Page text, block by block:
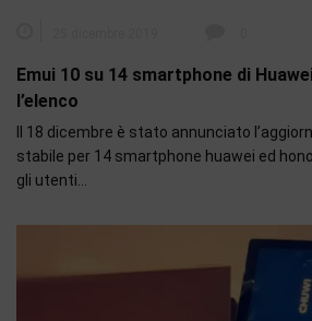
Emui 10 su 14 smartphone di
l’elenco
Il 18 dicembre è stato annunciato
stabile per 14 smartphone huawei ed
gli utenti…